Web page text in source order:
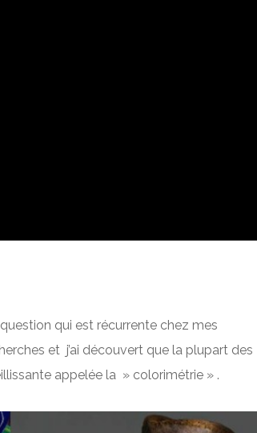
qui est récurrente chez mes
et j’ai découvert que la plupart des
appelée la » colorimétrie » .